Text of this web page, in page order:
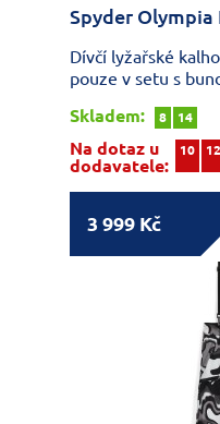
Spyder Olympia
Dívčí lyžařské
pouze v setu s
Skladem:
8 14
Na dotaz u
dodavatele:
10 12
3 999 Kč